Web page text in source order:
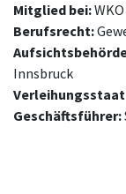
Mitglied bei:WKO
Berufsrecht:
Innsbruck
Geschäftsführer: